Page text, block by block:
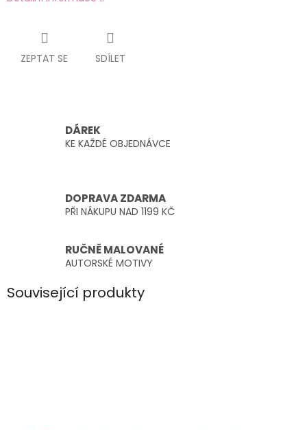
ZEPTAT SE SDÍLET
DÁREK
KE KAŽDÉ OBJEDNÁVCE
DOPRAVA ZDARMA
PŘI NÁKUPU NAD 1199 KČ
RUČNĚ MALOVANÉ
AUTORSKÉ MOTIVY
Související produkty